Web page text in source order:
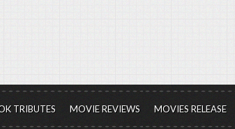
TRIBUTES MOVIE REVIEWS MOVIES RELEASE